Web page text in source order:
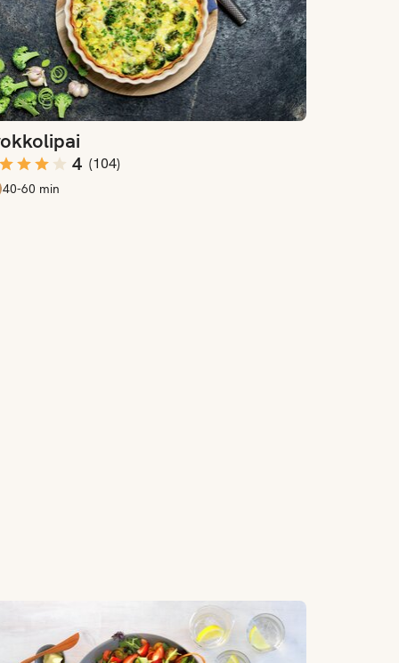
4 (104)
40-60 min
beste sommertips